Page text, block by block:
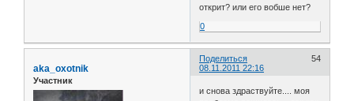
открит? или его вобше нет?
0
Поделиться
54
08.11.2011 22:16
aka_oxotnik
Участник
и снова здраствуйте.... моя